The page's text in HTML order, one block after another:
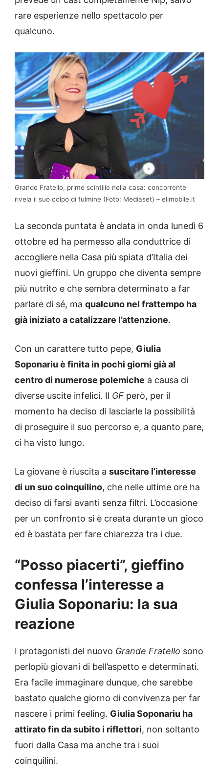
rare esperienze nello spettacolo per
qualcuno.
Grande Fratello, prime scintille nella casa: concorrente
rivela il suo colpo di fulmine (Foto: Mediaset) – elimobile.it
La seconda puntata è andata in onda lunedì 6
ottobre ed ha permesso alla conduttrice di
accogliere nella Casa più spiata d’Italia dei
nuovi gieffini. Un gruppo che diventa sempre
più nutrito e che sembra determinato a far
parlare di sé, ma qualcuno nel frattempo ha
già iniziato a catalizzare l’attenzione.
Con un carattere tutto pepe, Giulia
Soponariu è finita in pochi giorni già al
centro di numerose polemiche a causa di
diverse uscite infelici. Il GF però, per il
momento ha deciso di lasciarle la possibilità
di proseguire il suo percorso e, a quanto pare,
ci ha visto lungo.
La giovane è riuscita a suscitare l’interesse
di un suo coinquilino, che nelle ultime ore ha
deciso di farsi avanti senza filtri. L’occasione
per un confronto si è creata durante un gioco
ed è bastata per fare chiarezza tra i due.
“Posso piacerti”, gieffino
confessa l’interesse a
Giulia Soponariu: la sua
reazione
I protagonisti del nuovo Grande Fratello sono
perlopiù giovani di bell’aspetto e determinati.
Era facile immaginare dunque, che sarebbe
bastato qualche giorno di convivenza per far
nascere i primi feeling. Giulia Soponariu ha
attirato fin da subito i riflettori, non soltanto
fuori dalla Casa ma anche tra i suoi
coinquilini.